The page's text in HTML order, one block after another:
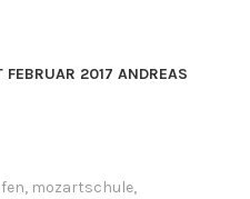
2017 ANDREAS
, mozartschule,